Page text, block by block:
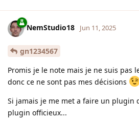
NemStudio18 Jun 11, 2025
gn1234567
Promis je le note mais je ne suis pas
donc ce ne sont pas mes décisions
Si jamais je me met a faire un plugin
plugin officieux...